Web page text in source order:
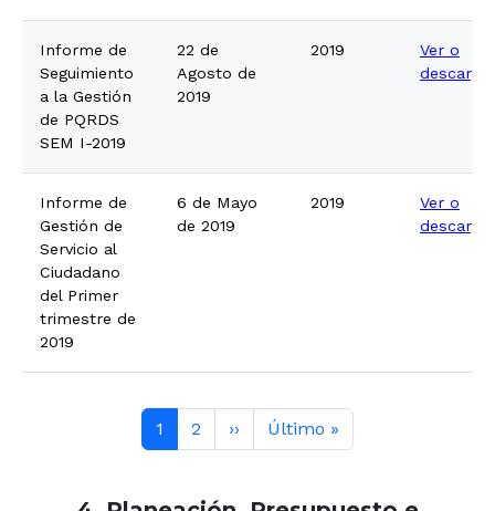
Informe de
Seguimiento
a la Gestión
de PQRDS
SEM I-2019
22 de
Agosto de
2019
2019
Ver o
descargar
Informe de
Gestión de
Servicio al
Ciudadano
del Primer
trimestre de
2019
6 de Mayo
de 2019
2019
Ver o
descargar
Paginación
Página actual
1 Contenido completo
2 Siguiente página
›› Última página
Último »